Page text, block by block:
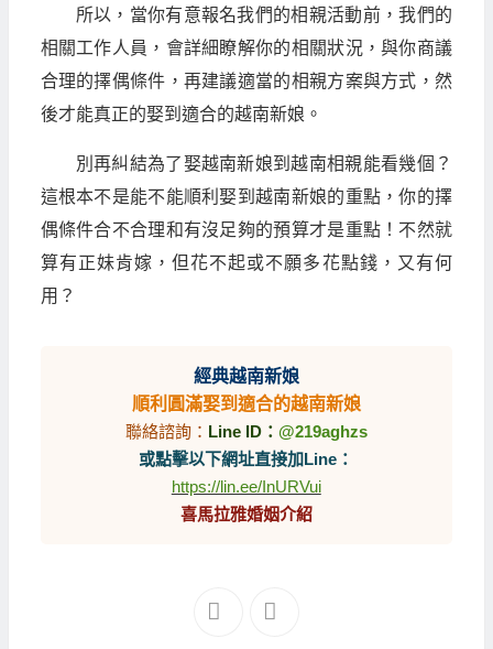
所以，當你有意報名我們的相親活動前，我們的
相關工作人員，會詳細瞭解你的相關狀況，與你商議
合理的擇偶條件，再建議適當的相親方案與方式，然
後才能真正的娶到適合的越南新娘。
別再糾結為了娶越南新娘到越南相親能看幾個？
這根本不是能不能順利娶到越南新娘的重點，你的擇
偶條件合不合理和有沒足夠的預算才是重點！不然就
算有正妹肯嫁，但花不起或不願多花點錢，又有何
用？
經典越南新娘
順利圓滿娶到適合的越南新娘
聯絡諮詢： Line ID： @219aghzs
或點擊以下網址直接加Line：
https://lin.ee/InURVui
喜馬拉雅婚姻介紹